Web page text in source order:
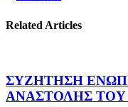
Related Articles
ΣΥΖΗΤΗΣΗ
ΑΝΑΣΤΟΛΗΣ ΤΟΥ